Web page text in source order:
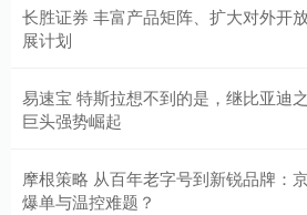
长胜证券 丰富产品矩阵、扩大对外开
展计划
易速宝 特斯拉想不到的是，继比亚迪
巨头强势崛起
摩根策略 从百年老字号到新锐品牌：
爆单与温控难题？